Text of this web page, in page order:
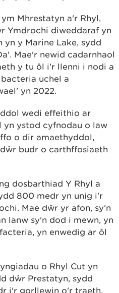
Mhrestatyn a'r Rhyl,
Ymdrochi diweddaraf yn
y Marine Lake, sydd
Mae'r newid cadarnhaol
y tu ôl i'r llenni i nodi a
uchel a
yn 2022.
wedi effeithio ar
yn ystod cyfnodau o law
o dir amaethyddol,
budr o carthffosiaeth
dosbarthiad Y Rhyl a
800 medr yn unig i'r
Mae dŵr yr afon, sy'n
lanw sy'n dod i mewn, yn
yn enwedig ar ôl
o Rhyl Cut yn
dŵr Prestatyn, sydd
i'r gorllewin o'r traeth,